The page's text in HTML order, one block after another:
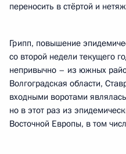
переносить в стёртой и
Грипп, повышение
со второй недели текущего
непривычно – из южных
Волгоградская области,
входными воротами
но в этот раз из
Восточной Европы, в том